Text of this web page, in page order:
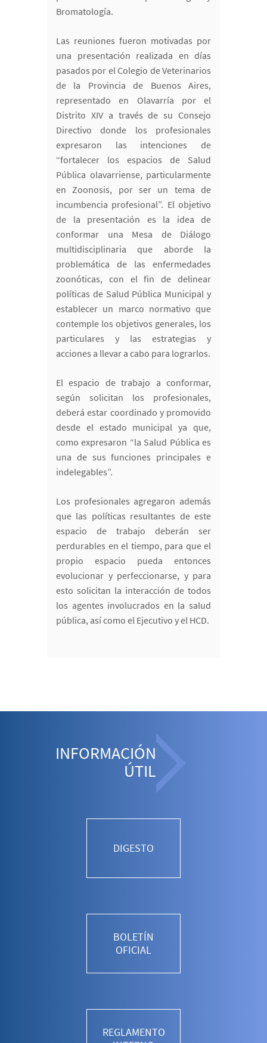
Bromatología.
Las reuniones fueron motivadas por
una presentación realizada en días
pasados por el Colegio de Veterinarios
de la Provincia de Buenos Aires,
representado en Olavarría por el
Distrito XIV a través de su Consejo
Directivo donde los profesionales
expresaron las intenciones de
“fortalecer los espacios de Salud
Pública olavarriense, particularmente
en Zoonosis, por ser un tema de
incumbencia profesional”. El objetivo
de la presentación es la idea de
conformar una Mesa de Diálogo
multidisciplinaria que aborde la
problemática de las enfermedades
zoonóticas, con el fin de delinear
políticas de Salud Pública Municipal y
establecer un marco normativo que
contemple los objetivos generales, los
particulares y las estrategias y
acciones a llevar a cabo para lograrlos.
El espacio de trabajo a conformar,
según solicitan los profesionales,
deberá estar coordinado y promovido
desde el estado municipal ya que,
como expresaron “la Salud Pública es
una de sus funciones principales e
indelegables”.
Los profesionales agregaron además
que las políticas resultantes de este
espacio de trabajo deberán ser
perdurables en el tiempo, para que el
propio espacio pueda entonces
evolucionar y perfeccionarse, y para
esto solicitan la interacción de todos
los agentes involucrados en la salud
pública, así como el Ejecutivo y el HCD.
INFORMACIÓN
ÚTIL
DIGESTO
BOLETÍN
OFICIAL
REGLAMENTO